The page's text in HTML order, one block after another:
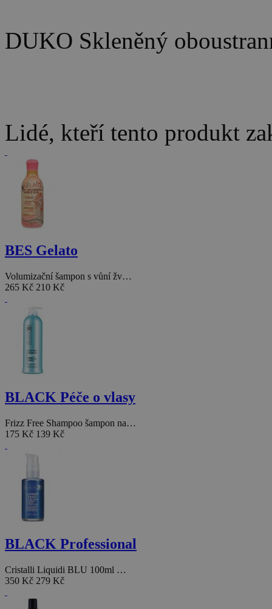
DUKO Skleněný
Lidé, kteří tento produkt
BES Gelato
Volumizační šampon s vůní žv…
265 Kč 210 Kč
BLACK Péče o vlasy
Frizz Free Shampoo šampon na…
175 Kč 139 Kč
BLACK Professional
Cristalli Liquidi BLU 100ml …
350 Kč 279 Kč